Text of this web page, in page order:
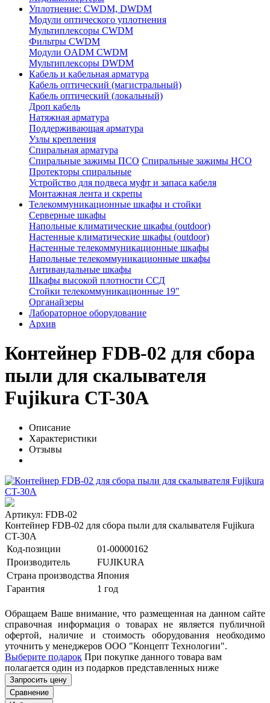
Уплотнение: CWDM, DWDM
Модули оптического уплотнения
Мультиплексоры CWDM
Фильтры CWDM
Модули OADM CWDM
Мультиплексоры DWDM
Кабель и кабельная арматура
Кабель оптический (магистральный)
Кабель оптический (локальный)
Дроп кабель
Натяжная арматура
Поддерживающая арматура
Узлы крепления
Спиральная арматура
Спиральные зажимы ПСО Спиральные зажимы НСО
Протекторы спиральные
Устройство для подвеса муфт и запаса кабеля
Монтажная лента и скрепы
Телекоммуникационные шкафы и стойки
Серверные шкафы
Напольные климатические шкафы (outdoor)
Настенные климатические шкафы (outdoor)
Настенные телекоммуникационные шкафы
Напольные телекоммуникационные шкафы
Антивандальные шкафы
Шкафы высокой плотности ССД
Стойки телекоммуникационные 19"
Органайзеры
Лабораторное оборудование
Архив
Контейнер FDB-02 для сбора
пыли для скалывателя
Fujikura CT-30A
Описание
Характеристики
Отзывы
Артикул: FDB-02
Контейнер FDB-02 для сбора пыли для скалывателя Fujikura
CT-30A
Код-позиции
01-00000162
Производитель
FUJIKURA
Страна производства Япония
Гарантия
1 год
Обращаем Ваше внимание, что размещенная на данном сайте
справочная информация о товарах не является публичной
офертой, наличие и стоимость оборудования необходимо
уточнить у менеджеров ООО "Концепт Технологии".
Выберите подарок При покупке данного товара вам
полагается один из подарков представленных ниже
Запросить цену
Сравнение